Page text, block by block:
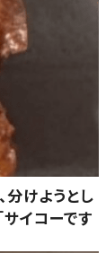
けようとし
イコーです